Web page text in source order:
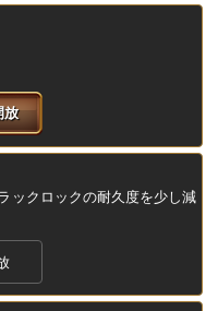
放
ックロックの耐久度を少し減